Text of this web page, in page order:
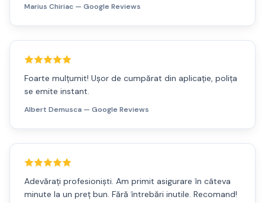
Marius Chiriac — Google Reviews
Foarte mulțumit! Ușor de cumpărat din aplicație, polița
se emite instant.
Albert Demusca — Google Reviews
Adevărați profesioniști. Am primit asigurare în câteva
minute la un preț bun. Fără întrebări inutile. Recomand!